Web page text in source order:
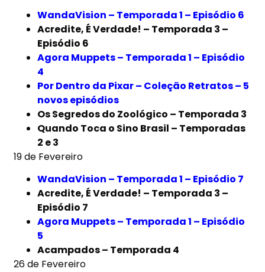
WandaVision – Temporada 1 – Episódio 6
Acredite, É Verdade! – Temporada 3 –
Episódio 6
Agora Muppets – Temporada 1 – Episódio
4
Por Dentro da Pixar – Coleção Retratos – 5
novos episódios
Os Segredos do Zoológico – Temporada 3
Quando Toca o Sino Brasil – Temporadas
2 e 3
19 de Fevereiro
WandaVision – Temporada 1 – Episódio 7
Acredite, É Verdade! – Temporada 3 –
Episódio 7
Agora Muppets – Temporada 1 – Episódio
5
Acampados – Temporada 4
26 de Fevereiro